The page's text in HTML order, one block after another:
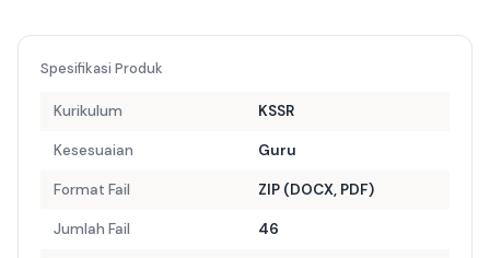
Spesifikasi Produk
Kurikulum KSSR
Kesesuaian Guru
Format Fail ZIP (DOCX, PDF)
Jumlah Fail 46